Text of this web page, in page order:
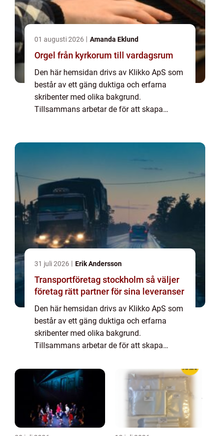
01 augusti 2026 Amanda Eklund
Orgel från kyrkorum till vardagsrum
Den här hemsidan drivs av Klikko ApS som
består av ett gäng duktiga och erfarna
skribenter med olika bakgrund.
Tillsammans arbetar de för att skapa
31 juli 2026 Erik Andersson
Transportföretag stockholm så väljer
företag rätt partner för sina leveranser
Den här hemsidan drivs av Klikko ApS som
består av ett gäng duktiga och erfarna
skribenter med olika bakgrund.
Tillsammans arbetar de för att skapa
utmanande det är att läsa och genomgå en
massa olika ...